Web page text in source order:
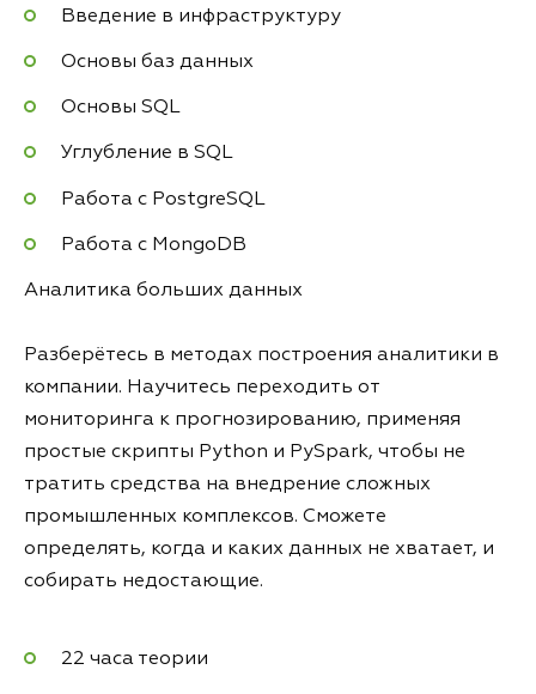
Введение в инфраструктуру
Основы баз данных
Основы SQL
Углубление в SQL
Работа с PostgreSQL
Работа с MongoDB
Аналитика больших данных
Разберётесь в методах построения аналитики в
компании. Научитесь переходить от
мониторинга к прогнозированию, применяя
простые скрипты Python и PySpark, чтобы не
тратить средства на внедрение сложных
промышленных комплексов. Сможете
определять, когда и каких данных не хватает, и
собирать недостающие.
22 часа теории